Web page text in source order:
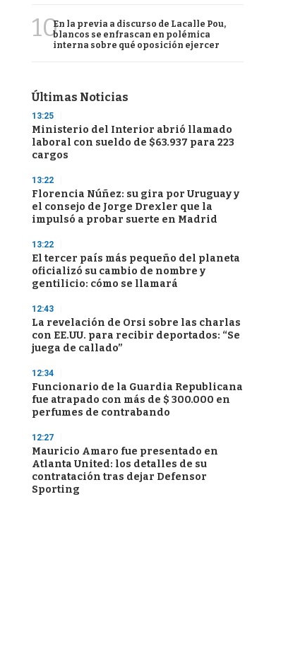
10En la previa a discurso de Lacalle Pou,
blancos se enfrascan en polémica
interna sobre qué oposición ejercer
Últimas Noticias
13:25
Ministerio del Interior abrió llamado
laboral con sueldo de $63.937 para 223
cargos
13:22
Florencia Núñez: su gira por Uruguay y
el consejo de Jorge Drexler que la
impulsó a probar suerte en Madrid
13:22
El tercer país más pequeño del planeta
oficializó su cambio de nombre y
gentilicio: cómo se llamará
12:43
La revelación de Orsi sobre las charlas
con EE.UU. para recibir deportados: “Se
juega de callado”
12:34
Funcionario de la Guardia Republicana
fue atrapado con más de $ 300.000 en
perfumes de contrabando
12:27
Mauricio Amaro fue presentado en
Atlanta United: los detalles de su
contratación tras dejar Defensor
Sporting